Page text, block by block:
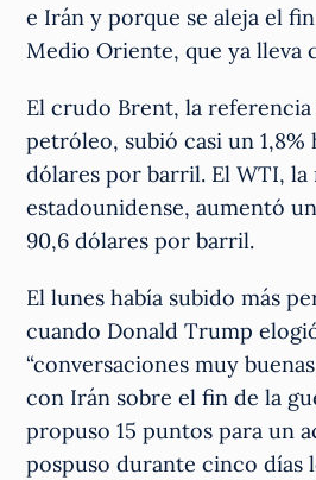
e Irán y porque se aleja el
Medio Oriente, que ya lleva
El crudo Brent, la
petróleo, subió casi un 1,8%
dólares por barril. El WTI,
estadounidense, aumentó
90,6 dólares por barril.
El lunes había subido más
cuando Donald Trump
“conversaciones muy
con Irán sobre el fin de la
propuso 15 puntos para un
pospuso durante cinco días